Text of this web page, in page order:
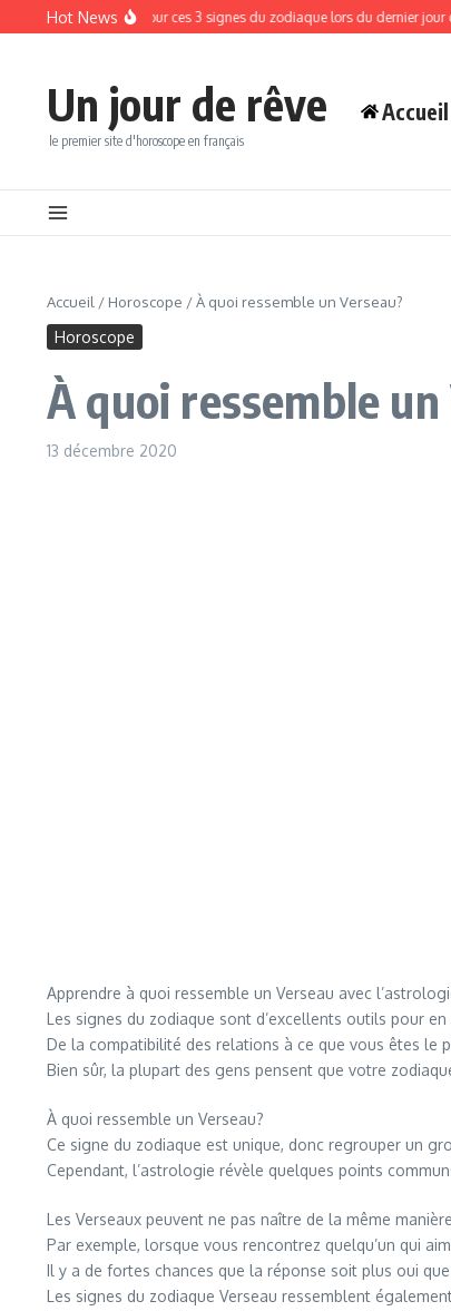
Aller au contenu
Hot News
prennent fin pour ces 3 signes du zodiaque lors du dernier jour de
Un jour de rêve
le premier site d'horoscope en français
Accueil
Accueil / Horoscope /À quoi ressemble un Verseau?
Horoscope
À quoi ressemble un
13 décembre 2020
Apprendre à quoi ressemble un Verseau avec
Les signes du zodiaque sont d’excellents outils pour
De la compatibilité des relations à ce que vous êtes le
Bien sûr, la plupart des gens pensent que votre
À quoi ressemble un Verseau?
Ce signe du zodiaque est unique, donc regrouper un
Cependant, l’astrologie révèle quelques points
Les Verseaux peuvent ne pas naître de la même
Par exemple, lorsque vous rencontrez quelqu’un qui
Il y a de fortes chances que la réponse soit plus oui
Les signes du zodiaque Verseau ressemblent